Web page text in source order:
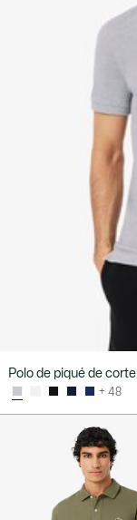
Polo de piqué de corte
+ 48